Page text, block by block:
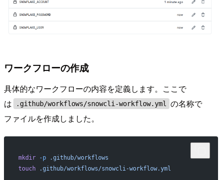
ワークフローの作成
具体的なワークフローの内容を定義します。ここで
は
.github/workflows/snowcli-workflow.yml
の名称で
ファイルを作成しました。
mkdir -p .github/workflows
touch .github/workflows/snowcli-workflow.yml